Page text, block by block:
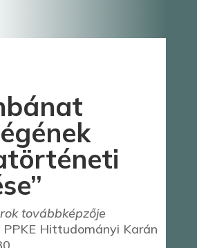
továbbképzője
Hittudományi Karán